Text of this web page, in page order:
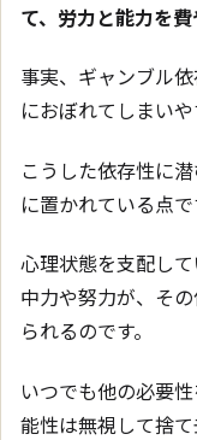
て、労力と能力を
事実、ギャンブル
におぼれてしまいや
こうした依存性に
に置かれている点で
心理状態を支配し
中力や努力が、そ
られるのです。
いつでも他の必要
能性は無視して捨